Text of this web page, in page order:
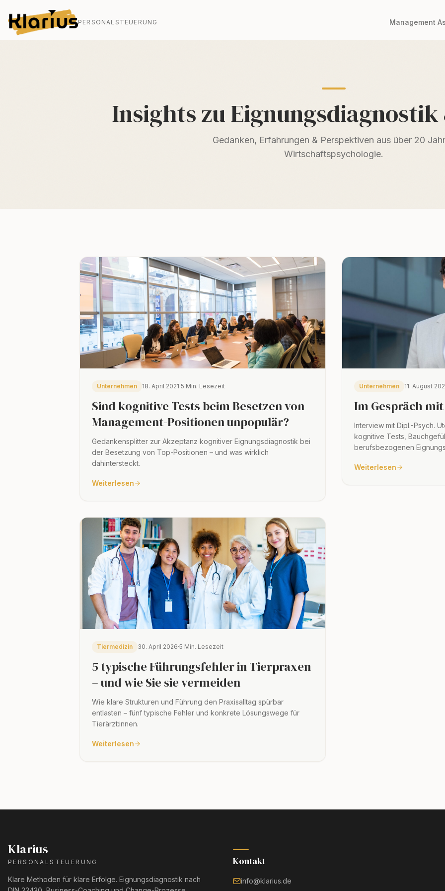
PERSONALSTEUERUNG Management
Insights zu
Gedanken, Erfahrungen & Perspektiven aus über 20
Wirtschaftspsychologie.
Unternehmen 18. April 2021·5 Min. Lesezeit
Sind kognitive Tests beim Besetzen von
Management-Positionen unpopulär?
Gedankensplitter zur Akzeptanz kognitiver Eignungsdiagnostik bei
der Besetzung von Top-Positionen – und was wirklich
dahintersteckt.
Weiterlesen
Unternehmen 11. August
Im Gespräch
Interview mit Dipl.-Psych.
kognitive Tests,
berufsbezogenen
Weiterlesen
Tiermedizin 30. April 2026·5 Min. Lesezeit
5 typische Führungsfehler in Tierpraxen
– und wie Sie sie vermeiden
Wie klare Strukturen und Führung den Praxisalltag spürbar
entlasten – fünf typische Fehler und konkrete Lösungswege für
Tierärzt:innen.
Weiterlesen
Klarius
PERSONALSTEUERUNG
Klare Methoden für klare Erfolge. Eignungsdiagnostik nach
Kontakt
info@klarius.de